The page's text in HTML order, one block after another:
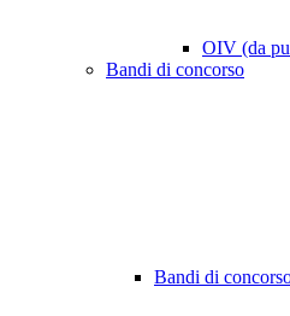
OIV (da
Bandi di concorso
Bandi di